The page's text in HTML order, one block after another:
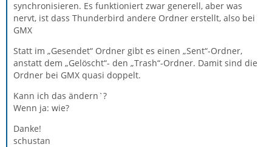
synchronisieren. Es funktioniert zwar generell, aber was
nervt, ist dass Thunderbird andere Ordner erstellt, also bei
GMX
Statt im „Gesendet“ Ordner gibt es einen „Sent“-Ordner,
anstatt dem „Gelöscht“- den „Trash“-Ordner. Damit sind die
Ordner bei GMX quasi doppelt.
Kann ich das ändern`?
Wenn ja: wie?
Danke!
schustan